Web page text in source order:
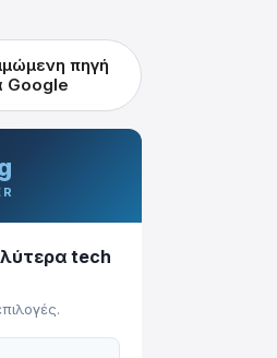
πηγή
Google
tech